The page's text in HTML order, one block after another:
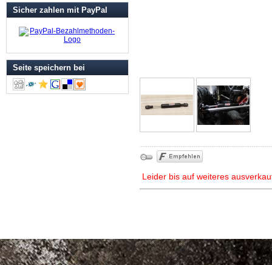
Leider bis auf weiteres
Sicher zahlen mit PayPal
Seite speichern bei